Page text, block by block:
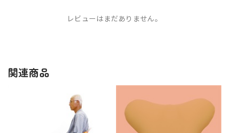
レビューはまだありません。
関連商品